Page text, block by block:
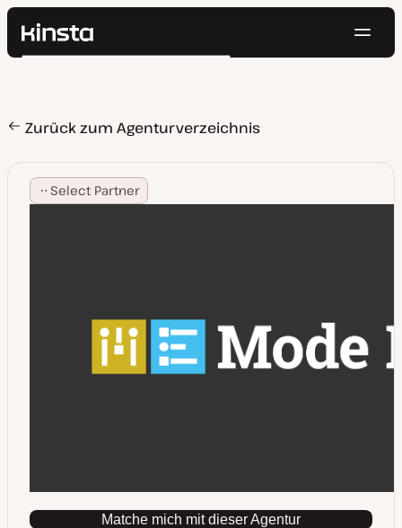
Kinsta®
Preise
Ressourcen
Kontakt
Suchen
Zurück zum Agenturverzeichnis
Select Partner
Matche mich mit dieser Agentur